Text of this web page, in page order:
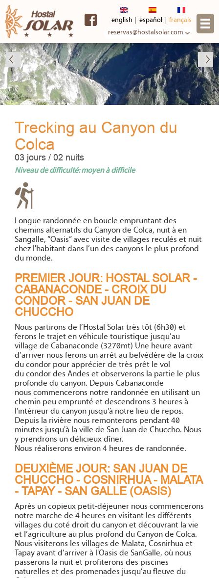
main
content
english español
français
reservas@hostalsolar.com
Trecking au Canyon du
Colca
03 jours / 02 nuits
Niveau de difficulté: moyen à difficile
Longue randonnée en boucle empruntant des
chemins alternatifs du Canyon de Colca, nuit à en
Sangalle, “Oasis” avec visite de villages reculés et nuit
chez l'habitant dans l’un des canyons le plus profond
du monde.
PREMIER JOUR: HOSTAL SOLAR -
CABANACONDE - CROIX DU
CONDOR - SAN JUAN DE
CHUCCHO
Nous partirons de l’Hostal Solar très tôt (6h30) et
ferons le trajet en véhicule touristique jusqu’au
village de Cabanaconde (3270mt) Une heure avant
d’arriver nous ferons un arrêt au belvédère de la croix
du condor pour apprécier de très prêt le vol
du condor des Andes et observerons la partie le plus
profonde du canyon. Depuis Cabanaconde
nous commencerons notre randonnée en utilisant un
chemin peu emprunté et descendrons 3 heures à
l’intérieur du canyon jusqu'à notre lieu de repos.
Depuis la rivière nous remonterons pendant 40
minutes jusqu'à la ville de San Juan de Chuccho. Nous
y prendrons un délicieux dîner.
Nous réaliserons environ 4 heures de randonnée.
DEUXIÈME JOUR: SAN JUAN DE
CHUCCHO - COSNIRHUA - MALATA
- TAPAY - SAN GALLE (OASIS)
Après un copieux petit-déjeuner nous commencerons
notre marche de 4 heures en visitant les différents
villages du coté droit du canyon et découvrant la vie
et l’agriculture au plus profond du Canyon de Colca.
Nous visiterons les villages de Malata, Cosnirhua et
Tapay avant d’arriver à l'Oasis de SanGalle, où nous
passerons la nuit et profiterons des piscines
naturelles et des promenades jusqu’au fleuve du